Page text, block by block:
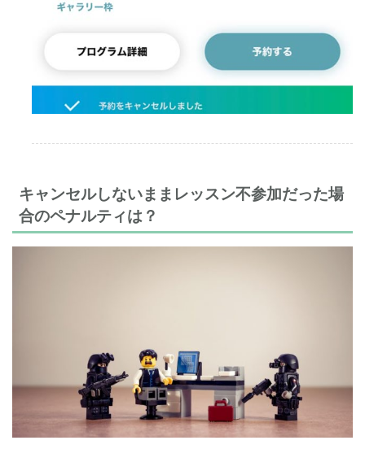
キャンセルしないままレッスン不参加だった場
合のペナルティは？